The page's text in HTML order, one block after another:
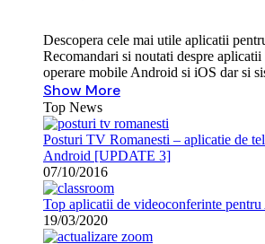
Descopera cele mai utile aplicatii
Recomandari si noutati despre aplicatii
operare mobile Android si iOS dar si
Show More
Top News
Posturi TV Romanesti – aplicatie de
Android [UPDATE 3]
07/10/2016
Top aplicatii de videoconferinte
19/03/2020